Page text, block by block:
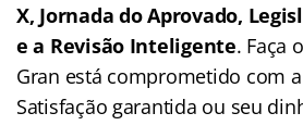
X, Jornada do Aprovado,
e a Revisão Inteligente. Faça
Gran está comprometido com
Satisfação garantida ou seu